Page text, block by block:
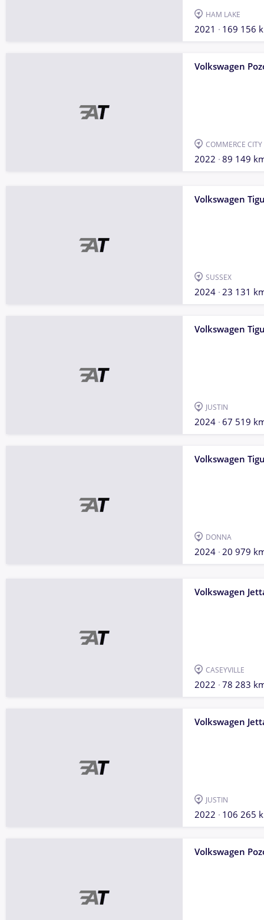
HAM LAKE
2021 169 156
Volkswagen
COMMERCE CITY
2022 89 149
Volkswagen
SUSSEX
2024 23 131
Volkswagen
JUSTIN
2024 67 519
Volkswagen
DONNA
2024 20 979
Volkswagen
CASEYVILLE
2022 78 283
Volkswagen
JUSTIN
2022 106 265
Volkswagen